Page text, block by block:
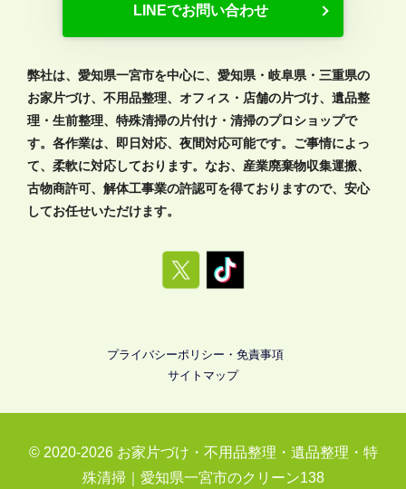
LINEでお問い合わせ
弊社は、愛知県一宮市を中心に、愛知県・岐阜県・三重県の
お家片づけ、不用品整理、オフィス・店舗の片づけ、遺品整
理・生前整理、特殊清掃の片付け・清掃のプロショップで
す。各作業は、即日対応、夜間対応可能です。ご事情によっ
て、柔軟に対応しております。なお、産業廃棄物収集運搬、
古物商許可、解体工事業の許認可を得ておりますので、安心
してお任せいただけます。
プライバシーポリシー・免責事項
サイトマップ
© 2020-2026 お家片づけ・不用品整理・遺品整理・特
殊清掃｜愛知県一宮市のクリーン138